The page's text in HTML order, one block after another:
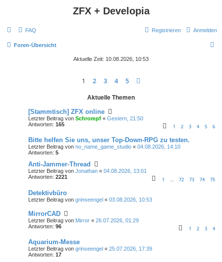
ZFX + Developia
FAQ Anmelden
Registrieren
Foren-Übersicht
Aktuelle Zeit: 10.08.2026, 10:53
1 2 3 4 5
Aktuelle Themen
[Stammtisch] ZFX online
Letzter Beitrag von Schrompf « Gestern, 21:50
Antworten: 165 1 2 3 4 5 6
Bitte helfen Sie uns, unser Top-Down-RPG zu testen.
Letzter Beitrag von no_name_game_studio « 04.08.2026, 14:10
Antworten: 5
Anti-Jammer-Thread
Letzter Beitrag von Jonathan « 04.08.2026, 13:01
Antworten: 2221 1 … 72 73 74 75
Detektivbüro
Letzter Beitrag von grinseengel « 03.08.2026, 10:53
MirrorCAD
Letzter Beitrag von Mirror « 26.07.2026, 01:29
Antworten: 96 1 2 3 4
Aquarium-Messe
Letzter Beitrag von grinseengel « 25.07.2026, 17:39
Antworten: 17